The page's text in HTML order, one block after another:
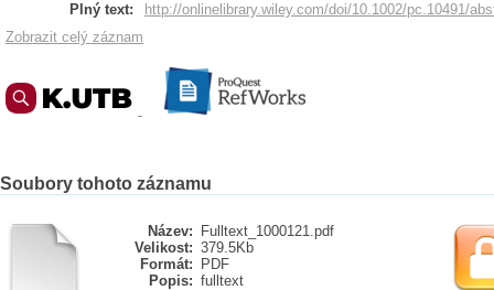
Plný text:
http://onlinelibrary.wiley.com/doi/10.1002/pc.10491/
Zobrazit celý záznam
Soubory tohoto záznamu
Název:
Fulltext_1000121.pdf
Velikost: 379.5Kb
Formát:
PDF
Popis: fulltext